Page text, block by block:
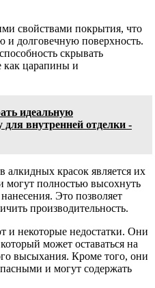
свойствами покрытия, что
и долговечную поверхность.
скрывать
как царапины и
идеальную
внутренней отделки -
красок является их
полностью высохнуть
Это позволяет
производительность.
и некоторые недостатки. Они
может оставаться на
высыхания. Кроме того, они
и могут содержать